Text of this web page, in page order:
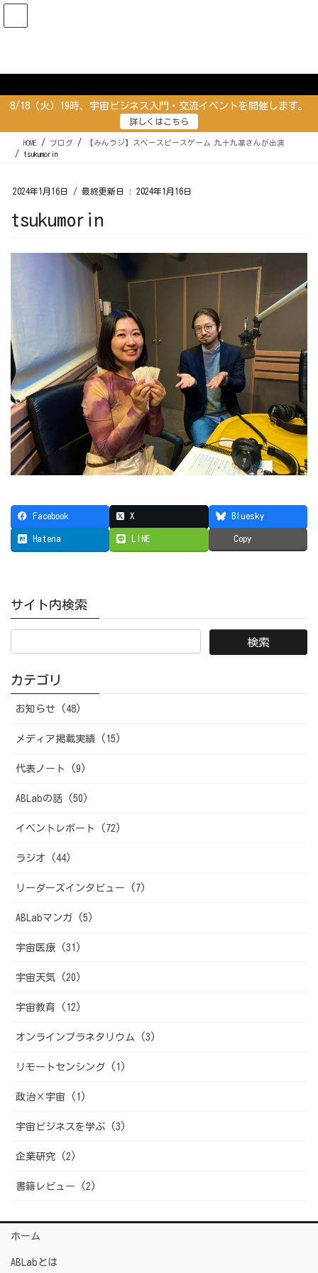
コ
移
ナ
ン
8/18（火）19時、宇宙ビジネス入門・交流イベントを開催します。
詳しくはこちら
HOME ブログ
【みんラジ】スペースピースゲーム 九十九凛さんが出演
tsukumorin
2024年1月16日 / 最終更新日 : 2024年1月16日
tsukumorin
Facebook X Bluesky
Hatena LINE Copy
サイト内検索
カテゴリ
お知らせ (48)
メディア掲載実績 (15)
代表ノート (9)
ABLabの話 (50)
イベントレポート (72)
ラジオ (44)
リーダーズインタビュー (7)
ABLabマンガ (5)
宇宙医療 (31)
宇宙天気 (20)
宇宙教育 (12)
オンラインプラネタリウム (3)
リモートセンシング (1)
政治×宇宙 (1)
宇宙ビジネスを学ぶ (3)
企業研究 (2)
書籍レビュー (2)
ホーム
ABLabとは